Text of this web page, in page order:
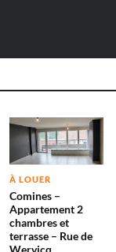
À LOUER
Comines –
Appartement 2
chambres et
terrasse – Rue de